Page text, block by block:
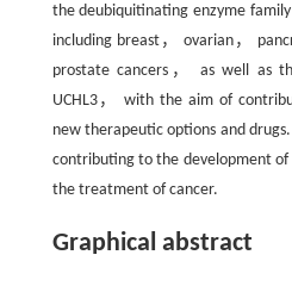
the deubiquitinating enzyme
including breast， ovarian，
prostate cancers， as well as
UCHL3， with the aim of
new therapeutic options and
contributing to the development of
the treatment of cancer.
Graphical abstract